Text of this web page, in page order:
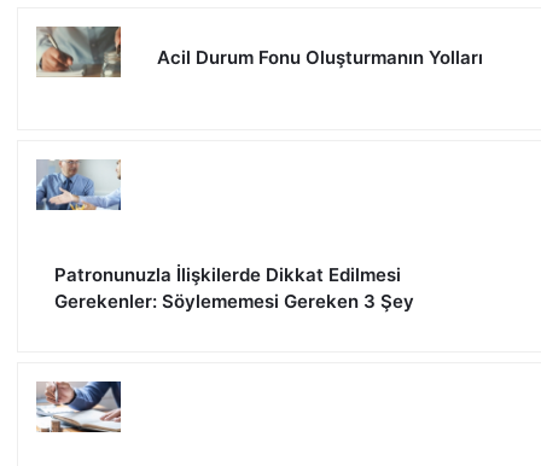
Acil Durum Fonu Oluşturmanın Yolları
Patronunuzla İlişkilerde Dikkat Edilmesi
Gerekenler: Söylememesi Gereken 3 Şey